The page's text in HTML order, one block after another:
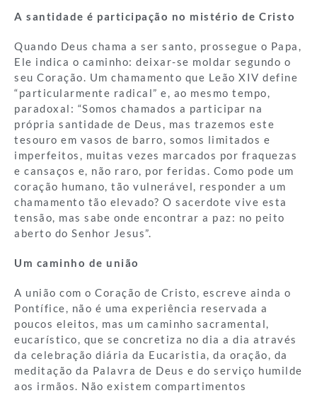
A santidade é participação no mistério de Cristo
Quando Deus chama a ser santo, prossegue o Papa,
Ele indica o caminho: deixar-se moldar segundo o
seu Coração. Um chamamento que Leão XIV define
“particularmente radical” e, ao mesmo tempo,
paradoxal: “Somos chamados a participar na
própria santidade de Deus, mas trazemos este
tesouro em vasos de barro, somos limitados e
imperfeitos, muitas vezes marcados por fraquezas
e cansaços e, não raro, por feridas. Como pode um
coração humano, tão vulnerável, responder a um
chamamento tão elevado? O sacerdote vive esta
tensão, mas sabe onde encontrar a paz: no peito
aberto do Senhor Jesus”.
Um caminho de união
A união com o Coração de Cristo, escreve ainda o
Pontífice, não é uma experiência reservada a
poucos eleitos, mas um caminho sacramental,
eucarístico, que se concretiza no dia a dia através
da celebração diária da Eucaristia, da oração, da
meditação da Palavra de Deus e do serviço humilde
aos irmãos. Não existem compartimentos